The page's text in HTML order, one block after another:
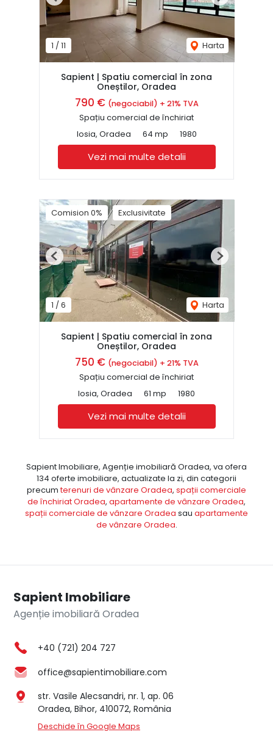
1 / 11 Harta
Sapient | Spatiu comercial în zona
Oneștilor, Oradea
790 € (negociabil) + 21% TVA
Spațiu comercial de închiriat
Iosia, Oradea
64 mp 1980
Vezi mai multe detalii
Comision 0% Exclusivitate
1 /6 Harta
Previous Next
Sapient | Spatiu comercial în zona
Oneștilor, Oradea
750 € (negociabil) + 21% TVA
Spațiu comercial de închiriat
Iosia, Oradea
61 mp 1980
Vezi mai multe detalii
Sapient Imobiliare, Agenție imobiliară Oradea, va ofera
134 oferte imobiliare, actualizate la zi, din categorii
precumterenuri de vânzare Oradea, spații comerciale
de închiriat Oradea, apartamente de vânzare Oradea,
spații comerciale de vânzare Oradea sau apartamente
de vânzare Oradea.
Sapient Imobiliare
Agenție imobiliară Oradea
+40 (721) 204 727
office@sapientimobiliare.com
str. Vasile Alecsandri, nr. 1, ap. 06
Oradea, Bihor, 410072, România
Deschide în Google Maps